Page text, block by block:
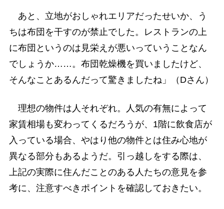
あと、立地がおしゃれエリアだったせいか、う
ちは布団を干すのが禁止でした。レストランの上
に布団というのは見栄えが悪いっていうことなん
でしょうか……。布団乾燥機を買いましたけど、
そんなことあるんだって驚きましたね」（Dさん）
理想の物件は人それぞれ。人気の有無によって
家賃相場も変わってくるだろうが、1階に飲食店が
入っている場合、やはり他の物件とは住み心地が
異なる部分もあるようだ。引っ越しをする際は、
上記の実際に住んだことのある人たちの意見を参
考に、注意すべきポイントを確認しておきたい。